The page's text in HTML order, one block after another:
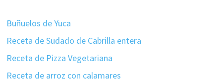
Buñuelos de Yuca
Receta de Sudado de Cabrilla entera
Receta de Pizza Vegetariana
Receta de arroz con calamares